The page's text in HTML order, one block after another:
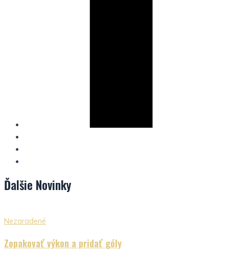
Ďalšie Novinky
Nezaradené
Zopakovať výkon a pridať góly